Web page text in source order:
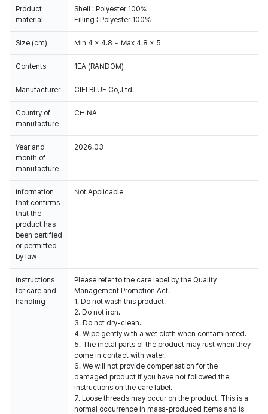
Product
material
Shell : Polyester 100%
Filling : Polyester 100%
Size (cm) Min 4 x 4.8 ~ Max 4.8 x 5
Contents 1EA (RANDOM)
Manufacturer CIELBLUE Co,.Ltd.
Country of
manufacture
CHINA
Year and
month of
manufacture
2026.03
Information
that confirms
that the
product has
been certified
or permitted
by law
Not Applicable
Instructions
for care and
handling
Please refer to the care label by the Quality
Management Promotion Act.
1. Do not wash this product.
2. Do not iron.
3. Do not dry-clean.
4. Wipe gently with a wet cloth when contaminated.
5. The metal parts of the product may rust when they
come in contact with water.
6. We will not provide compensation for the
damaged product if you have not followed the
instructions on the care label.
7. Loose threads may occur on the product. This is a
normal occurrence in mass-produced items and is